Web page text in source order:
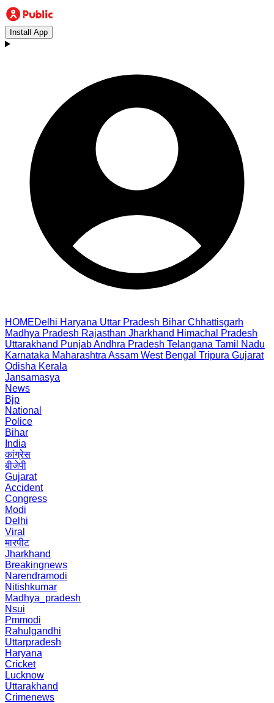
Install App
HOMEDelhi Haryana Uttar Pradesh Bihar Chhattisgarh
Madhya Pradesh Rajasthan Jharkhand Himachal Pradesh
Uttarakhand PunjabAndhra Pradesh Telangana Tamil Nadu
Karnataka Maharashtra Assam West Bengal Tripura Gujarat
Odisha Kerala
Jansamasya
News
Bjp
National
Police
Bihar
India
कांग्रेस
बीजेपी
Gujarat
Accident
Congress
Modi
Delhi
Viral
मारपीट
Jharkhand
Breakingnews
Narendramodi
Nitishkumar
Madhya_pradesh
Nsui
Pmmodi
Rahulgandhi
Uttarpradesh
Haryana
Cricket
Lucknow
Uttarakhand
Crimenews